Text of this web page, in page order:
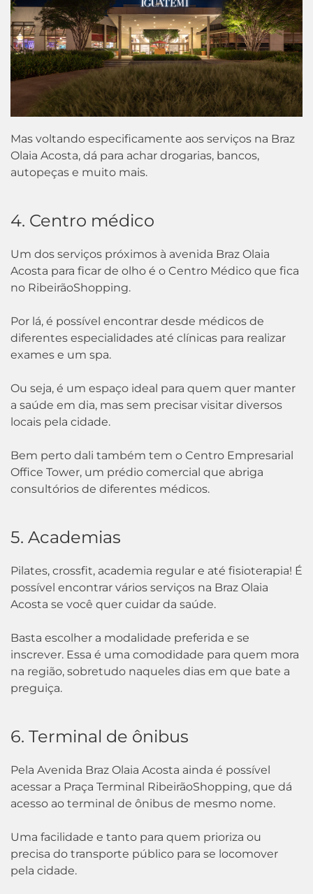
Mas voltando especificamente aos serviços na Braz
Olaia Acosta, dá para achar drogarias, bancos,
autopeças e muito mais.
4. Centro médico
Um dos serviços próximos à avenida Braz Olaia
Acosta para ficar de olho é o Centro Médico que fica
no RibeirãoShopping.
Por lá, é possível encontrar desde médicos de
diferentes especialidades até clínicas para realizar
exames e um spa.
Ou seja, é um espaço ideal para quem quer manter
a saúde em dia, mas sem precisar visitar diversos
locais pela cidade.
Bem perto dali também tem o Centro Empresarial
Office Tower, um prédio comercial que abriga
consultórios de diferentes médicos.
5. Academias
Pilates, crossfit, academia regular e até fisioterapia! É
possível encontrar vários serviços na Braz Olaia
Acosta se você quer cuidar da saúde.
Basta escolher a modalidade preferida e se
inscrever. Essa é uma comodidade para quem mora
na região, sobretudo naqueles dias em que bate a
preguiça.
6. Terminal de ônibus
Pela Avenida Braz Olaia Acosta ainda é possível
acessar a Praça Terminal RibeirãoShopping, que dá
acesso ao terminal de ônibus de mesmo nome.
Uma facilidade e tanto para quem prioriza ou
precisa do transporte público para se locomover
pela cidade.